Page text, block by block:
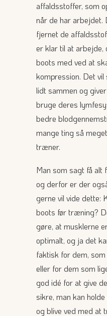
affaldsstoffer, som
når de har arbejdet.
fjernet de
er klar til at
boots med ved at
kompression. Det
lidt sammen og
bruge deres
bedre
mange ting så
træner.
Man som sagt få alt
og derfor er der
gerne vil vide dette:
boots før træning?
gøre, at musklerne
optimalt, og ja det
faktisk for dem,
eller for dem som
god idé for at give
sikre, man kan
og blive ved med at